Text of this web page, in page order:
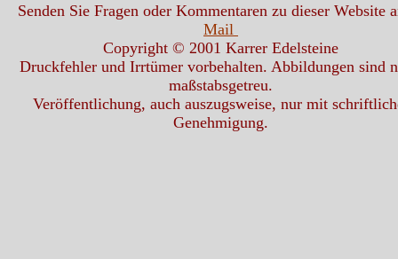
Senden Sie Fragen oder Kommentaren zu dieser Website
Mail
Copyright © 2001 Karrer Edelsteine
Druckfehler und Irrtümer vorbehalten. Abbildungen sind
maßstabsgetreu.
Veröffentlichung, auch auszugsweise, nur mit
Genehmigung.